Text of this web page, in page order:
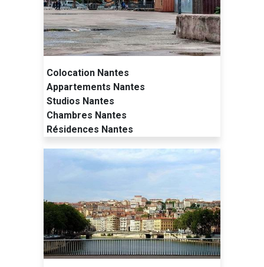
Colocation Nantes
Appartements Nantes
Studios Nantes
Chambres Nantes
Résidences Nantes